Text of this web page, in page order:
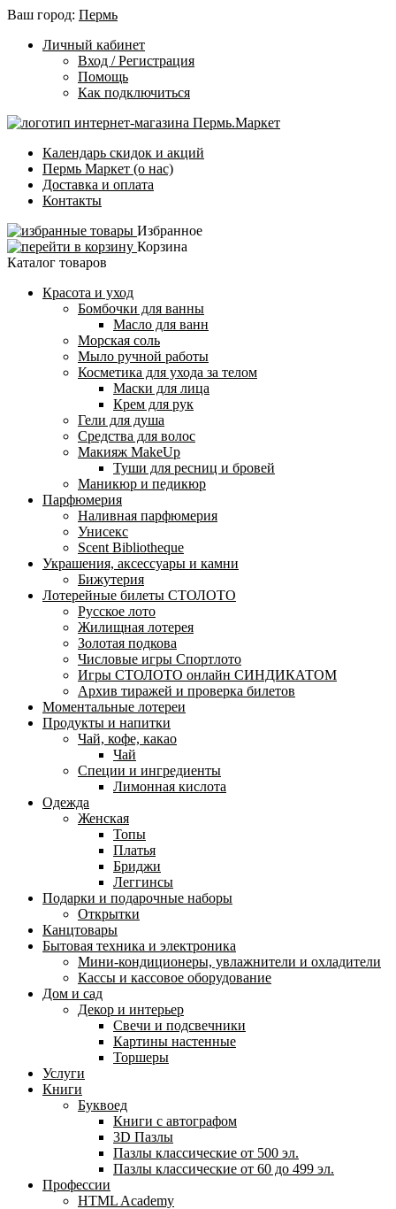
Ваш город: Пермь
Личный кабинет
Вход / Регистрация
Помощь
Как подключиться
Календарь скидок и акций
Пермь Маркет (о нас)
Доставка и оплата
Контакты
Избранное
Корзина
Каталог товаров
Красота и уход
Бомбочки для ванны
Масло для ванн
Морская соль
Мыло ручной работы
Косметика для ухода за телом
Маски для лица
Крем для рук
Гели для душа
Средства для волос
Макияж MakeUp
Туши для ресниц и бровей
Маникюр и педикюр
Парфюмерия
Наливная парфюмерия
Унисекс
Scent Bibliotheque
Украшения, аксессуары и камни
Бижутерия
Лотерейные билеты СТОЛОТО
Русское лото
Жилищная лотерея
Золотая подкова
Числовые игры Спортлото
Игры СТОЛОТО онлайн СИНДИКАТОМ
Архив тиражей и проверка билетов
Моментальные лотереи
Продукты и напитки
Чай, кофе, какао
Чай
Специи и ингредиенты
Лимонная кислота
Одежда
Женская
Топы
Платья
Бриджи
Леггинсы
Подарки и подарочные наборы
Открытки
Канцтовары
Бытовая техника и электроника
Мини-кондиционеры, увлажнители и охладители
Кассы и кассовое оборудование
Дом и сад
Декор и интерьер
Свечи и подсвечники
Картины настенные
Торшеры
Услуги
Книги
Буквоед
Книги с автографом
3D Пазлы
Пазлы классические от 500 эл.
Пазлы классические от 60 до 499 эл.
Профессии
HTML Academy